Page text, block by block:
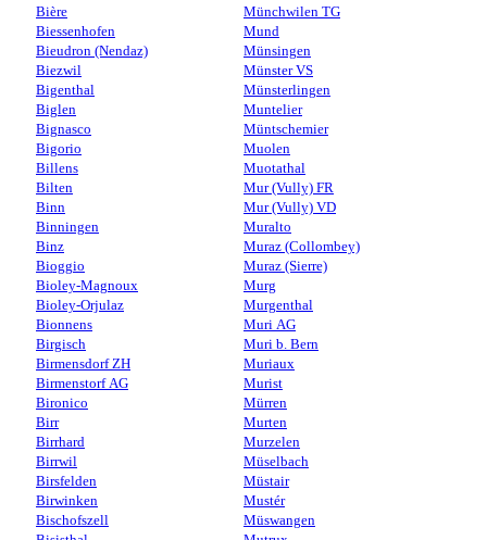
Bière
Biessenhofen
Bieudron (Nendaz)
Biezwil
Bigenthal
Biglen
Bignasco
Bigorio
Billens
Bilten
Binn
Binningen
Binz
Bioggio
Bioley-Magnoux
Bioley-Orjulaz
Bionnens
Birgisch
Birmensdorf ZH
Birmenstorf AG
Bironico
Birr
Birrhard
Birrwil
Birsfelden
Birwinken
Bischofszell
Münchwilen TG
Mund
Münsingen
Münster VS
Münsterlingen
Muntelier
Müntschemier
Muolen
Muotathal
Mur (Vully) FR
Mur (Vully) VD
Muralto
Muraz (Collombey)
Muraz (Sierre)
Murg
Murgenthal
Muri AG
Muri b. Bern
Muriaux
Murist
Mürren
Murten
Murzelen
Müselbach
Müstair
Mustér
Müswangen